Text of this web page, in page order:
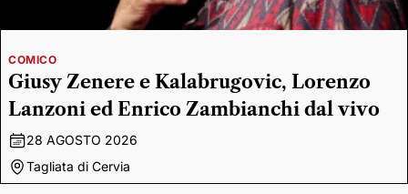
COMICO
Giusy Zenere e Kalabrugovic, Lorenzo
Lanzoni ed Enrico Zambianchi dal vivo
28 AGOSTO 2026
Tagliata di Cervia